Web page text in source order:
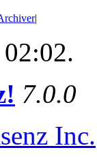
|
7.0.0
Inc.